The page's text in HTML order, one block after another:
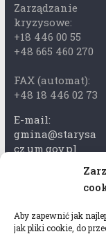
Aby zapewnić jak
jak pliki cookie, do
Zarządzanie
kryzysowe:
+18 446 00 55
+48 665 460 270
FAX (automat):
+48 18 446 02 73
E-mail:
gmina@starysa
cz.um.gov.pl
Adres skrzynki
rytka